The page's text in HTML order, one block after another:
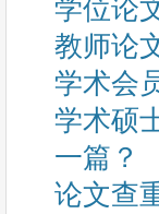
学位论
教师论
学术会
学术硕
一篇？
论文查